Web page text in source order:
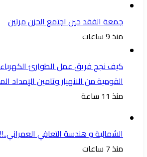
جمعة الفقد حين اجتمع الحزن مرتين
منذ 9 ساعات
كيف نجح فريق عمل الطوارئ
القومية من الانهيار وتامين الإمداد
منذ 11 ساعة
الشمالية و هندسة التعافي العمراني..!!
منذ 7 ساعات